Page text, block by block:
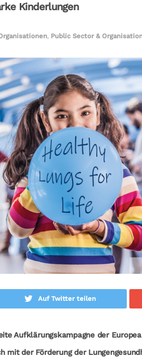
Kinderlungen
, Public Sector &
Auf Twitter teilen
Aufklärungskampagne der
mit der Förderung der